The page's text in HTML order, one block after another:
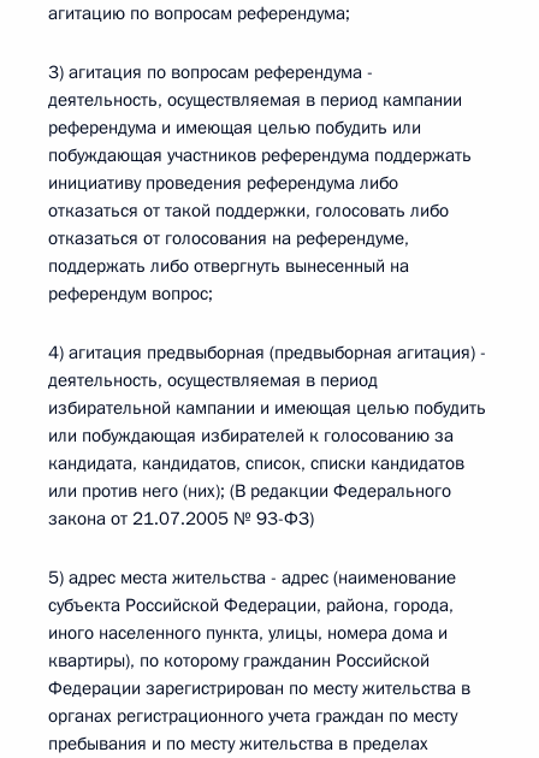
агитацию по вопросам референдума;
3) агитация по вопросам референдума -
деятельность, осуществляемая в период кампании
референдума и имеющая целью побудить или
побуждающая участников референдума поддержать
инициативу проведения референдума либо
отказаться от такой поддержки, голосовать либо
отказаться от голосования на референдуме,
поддержать либо отвергнуть вынесенный на
референдум вопрос;
4) агитация предвыборная (предвыборная агитация) -
деятельность, осуществляемая в период
избирательной кампании и имеющая целью побудить
или побуждающая избирателей к голосованию за
кандидата, кандидатов, список, списки кандидатов
или против него (них); (В редакции Федерального
закона от 21.07.2005 № 93-ФЗ)
5) адрес места жительства - адрес (наименование
субъекта Российской Федерации, района, города,
иного населенного пункта, улицы, номера дома и
квартиры), по которому гражданин Российской
Федерации зарегистрирован по месту жительства в
органах регистрационного учета граждан по месту
пребывания и по месту жительства в пределах